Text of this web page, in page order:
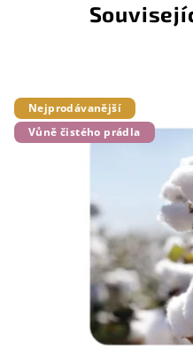
Nejprodávanější
Vůně čistého prádla